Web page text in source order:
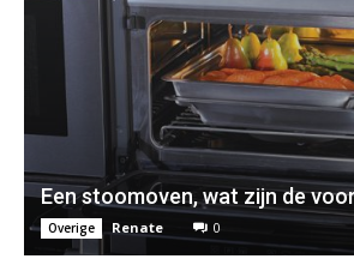
Een stoomoven, wat zijn de
Overige Renate 0